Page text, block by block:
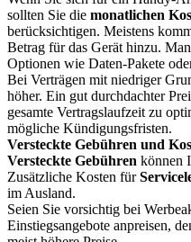
sollten Sie die monatlichen
berücksichtigen. Meistens
Betrag für das Gerät hinzu.
Optionen wie Daten-Pakete
Bei Verträgen mit niedriger
höher. Ein gut durchdachter
gesamte Vertragslaufzeit zu
mögliche Kündigungsfristen.
Versteckte Gebühren und
Versteckte Gebühren können
Zusätzliche Kosten für
im Ausland.
Seien Sie vorsichtig bei
Einstiegsangebote anpreisen,